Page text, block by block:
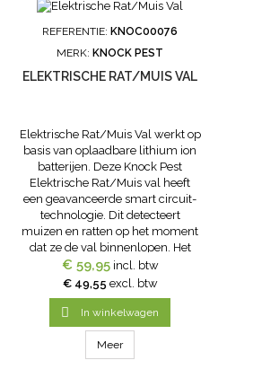
REFERENTIE:KNOC00076
MERK:KNOCK PEST
ELEKTRISCHE RAT/MUIS VAL
Elektrische Rat/Muis Val werkt op
basis van oplaadbare lithium ion
batterijen. Deze Knock Pest
Elektrische Rat/Muis val heeft
een geavanceerde smart circuit-
technologie. Dit detecteert
muizen en ratten op het moment
dat ze de val binnenlopen. Het
apparaat geeft na detectie een
hoog voltage schok om de muis
of rat te doden. Eén
batterijlading kan +/- 30...
€ 59,95 incl. btw
€ 49,55 excl. btw
 In winkelwagen
Meer